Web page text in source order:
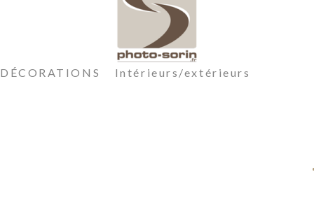
DÉCORATIONS Intérieurs/extérieurs